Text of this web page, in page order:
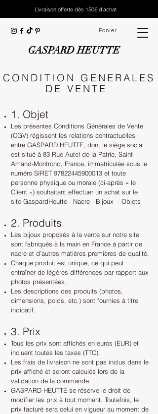
Panier
GASPARD HEUTTE
Livraison offerte dès 150€ d'achat
CONDITION GENERALES
DE VENTE
1. Objet
Les présentes Conditions Générales de Vente
(CGV) régissent les relations contractuelles
entre GASPARD HEUTTE, dont le siège social
est situé à 83 Rue Autel de la Patrie, Saint-
Amand-Montrond, France, immatriculée sous le
numéro SIRET 97822445900013 et toute
personne physique ou morale (ci-après « le
Client ») souhaitant effectuer un achat sur le
site GaspardHeutte - Nacre - Bijoux - Objets
2. Produits
Les bijoux proposés à la vente sur notre site
sont fabriqués à la main en France à partir de
nacre et d’autres matières premières de qualité.
Chaque produit est unique, ce qui peut
entraîner de légères différences par rapport aux
photos présentées.
Les descriptions des produits (photos,
dimensions, poids, etc.) sont fournies à titre
indicatif.
3. Prix
Tous les prix sont affichés en euros (EUR) et
incluent toutes les taxes (TTC).
Les frais de livraison ne sont pas inclus dans le
prix affiché et seront calculés lors de la
validation de la commande.
GASPARD HEUTTE se réserve le droit de
modifier les prix à tout moment. Toutefois, le
prix facturé sera celui en vigueur au moment de